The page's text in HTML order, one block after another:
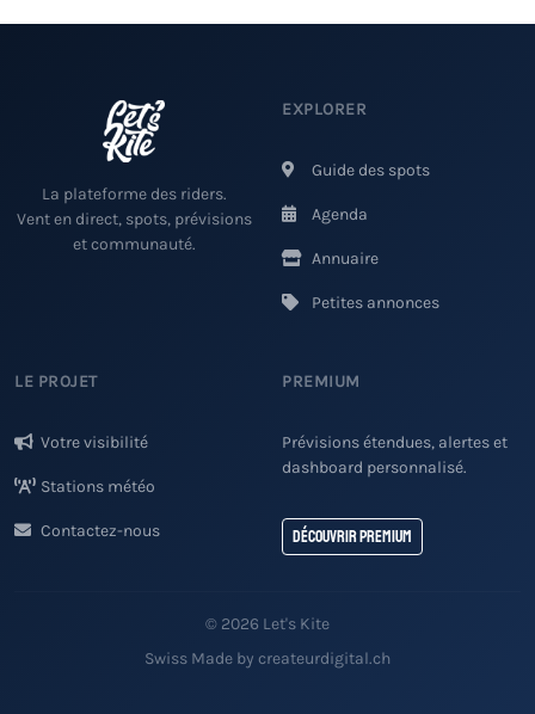
La plateforme des riders.
Vent en direct, spots, prévisions
et communauté.
EXPLORER
Guide des spots
Agenda
Annuaire
Petites annonces
LE PROJET
Votre visibilité
Stations météo
Contactez-nous
PREMIUM
Prévisions étendues, alertes et
dashboard personnalisé.
Découvrir Premium
© 2026 Let's Kite
Swiss Made by createurdigital.ch